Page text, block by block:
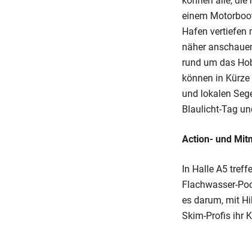
einem
Hafen vertiefen
näher
rund um das
können in
und lokalen
Blaulicht-Tag
Action- und
In Halle A5
Flachwasser-
es darum, mit
Skim-Profis ihr